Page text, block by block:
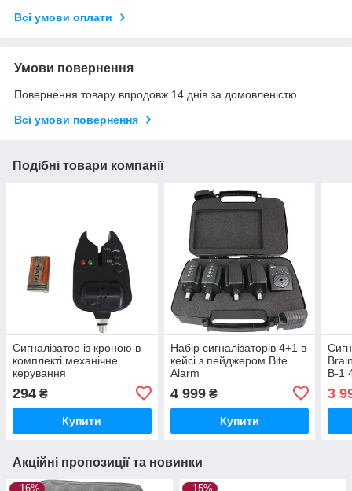
Всі умови оплати
Умови повернення
Повернення товару впродовж 14 днів за домовленістю
Всі умови повернення
Подібні товари компанії
Сигналізатор із кроною в
комплекті механічне
керування
294 ₴
Купити
Набір сигналізаторів 4+1 в
кейсі з пейджером Bite
Alarm
4 999₴
Купити
B-1
3
Акційні пропозиції та новинки
–16% –15%